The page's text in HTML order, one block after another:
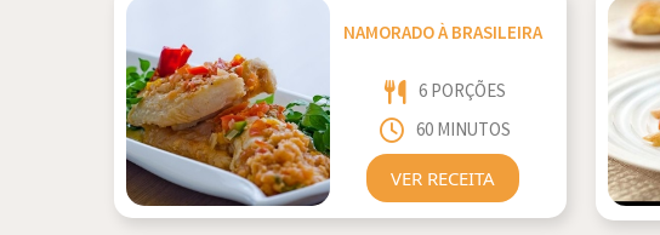
NAMORADO À BRASILEIRA
6 PORÇÕES
60 MINUTOS
VER RECEITA